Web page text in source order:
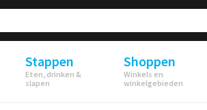
Stappen
Eten, drinken &
slapen
Shoppen
Winkels en
winkelgebieden